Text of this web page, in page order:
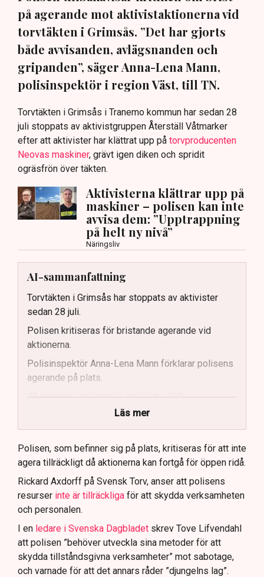
på agerande mot aktivistaktionerna vid
torvtäkten i Grimsås. ”Det har gjorts
både avvisanden, avlägsnanden och
gripanden”, säger Anna-Lena Mann,
polisinspektör i region Väst, till TN.
Torvtäkten i Grimsås i Tranemo kommun har sedan 28
juli stoppats av aktivistgruppen Återställ Våtmarker
efter att aktivister har klättrat upp på torvproducenten
Neovas maskiner, grävt igen diken och spridit
ogräsfrön över täkten.
Aktivisterna klättrar upp på
maskiner – polisen kan inte
avvisa dem: ”Upptrappning
på helt ny nivå”
Näringsliv
AI-sammanfattning
Torvtäkten i Grimsås har stoppats av aktivister
sedan 28 juli.
Polisen kritiseras för bristande agerande vid
aktionerna.
Polisinspektör Anna-Lena Mann förklarar polisens
agerande på plats.
40 personer misstänks med cirka 120
brottsmisstankar kopplade.
Polisen använder drönare och uniformerad polis
för att dokumentera bevis.
Samtidigt är polisarbetet komplext när det gäller
att navigera juridiska rättigheter och gränser.
Läs mer
Polisen, som befinner sig på plats, kritiseras för att inte
agera tillräckligt då aktionerna kan fortgå för öppen ridå.
Rickard Axdorff på Svensk Torv, anser att polisens
resurser inte är tillräckliga för att skydda verksamheten
och personalen.
I en ledare i Svenska Dagbladet skrev Tove Lifvendahl
att polisen ”behöver utveckla sina metoder för att
skydda tillståndsgivna verksamheter” mot sabotage,
och varnade för att det annars råder ”djungelns lag”.